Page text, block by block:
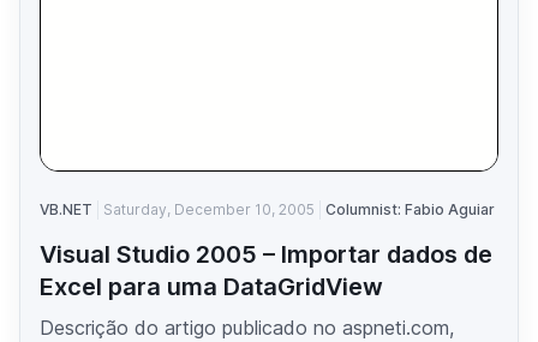
VB.NET Saturday, December 10, 2005 Columnist: Fabio Aguiar
Visual Studio 2005 – Importar dados de
Excel para uma DataGridView
Descrição do artigo publicado no aspneti.com,